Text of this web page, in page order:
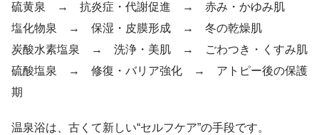
硫黄泉 → 抗炎症・代謝促進 → 赤み・かゆみ肌
塩化物泉 → 保湿・皮膜形成 → 冬の乾燥肌
炭酸水素塩泉 → 洗浄・美肌 → ごわつき・くすみ肌
硫酸塩泉 → 修復・バリア強化 → アトピー後の保護
期
温泉浴は、古くて新しい“セルフケア”の手段です。